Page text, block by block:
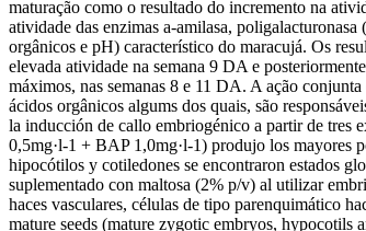
maturação como o resultado do incremento na
atividade das enzimas a-amilasa,
orgânicos e pH) característico do maracujá. Os
elevada atividade na semana 9 DA e
máximos, nas semanas 8 e 11 DA. A ação
ácidos orgânicos algums dos quais, são
la inducción de callo embriogénico a partir de tres
0,5mg·l-1 + BAP 1,0mg·l-1) produjo los mayores
hipocótilos y cotiledones se encontraron estados
suplementado con maltosa (2% p/v) al utilizar
haces vasculares, células de tipo parenquimático
mature seeds (mature zygotic embryos,